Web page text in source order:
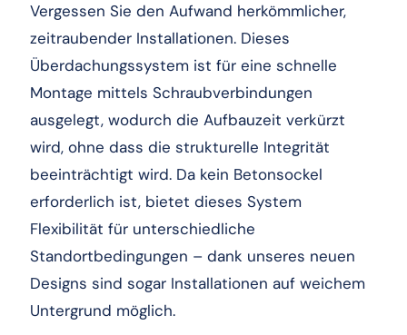
Vergessen Sie den Aufwand herkömmlicher,
zeitraubender Installationen. Dieses
Überdachungssystem ist für eine schnelle
Montage mittels Schraubverbindungen
ausgelegt, wodurch die Aufbauzeit verkürzt
wird, ohne dass die strukturelle Integrität
beeinträchtigt wird. Da kein Betonsockel
erforderlich ist, bietet dieses System
Flexibilität für unterschiedliche
Standortbedingungen – dank unseres neuen
Designs sind sogar Installationen auf weichem
Untergrund möglich.